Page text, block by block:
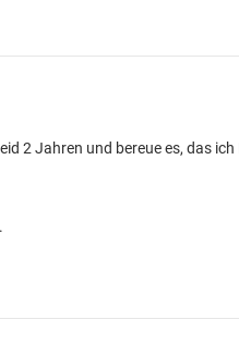
2 Jahren und bereue es, das